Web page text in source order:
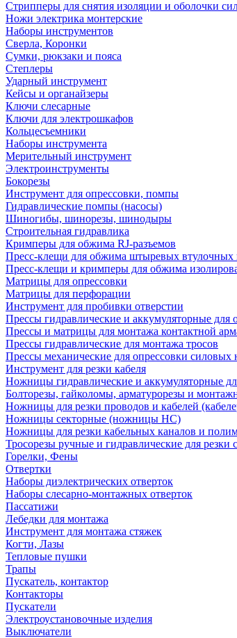
Стрипперы для снятия изоляции и оболочки
Ножи электрика монтерские
Наборы инструментов
Сверла, Коронки
Сумки, рюкзаки и пояса
Степлеры
Ударный инструмент
Кейсы и органайзеры
Ключи слесарные
Ключи для электрошкафов
Кольцесъемники
Наборы инструмента
Мерительный инструмент
Электроинструменты
Бокорезы
Инструмент для опрессовки, помпы
Гидравлические помпы (насосы)
Шиногибы, шинорезы, шинодыры
Строительная гидравлика
Кримперы для обжима RJ-разъемов
Пресс-клещи для обжима штыревых втулочных
Пресс-клещи и кримперы для обжима
Матрицы для опрессовки
Матрицы для перфорации
Инструмент для пробивки отверстии
Прессы гидравлические и аккумуляторные для
Прессы и матрицы для монтажа контактной
Прессы гидравлические для монтажа тросов
Прессы механические для опрессовки силовых
Инструмент для резки кабеля
Ножницы гидравлические и аккумуляторные
Болторезы, гайколомы, арматурорезы и
Ножницы для резки проводов и кабелей
Ножницы секторные (ножницы НС)
Ножницы для резки кабельных каналов и
Тросорезы ручные и гидравлические для резки
Горелки, Фены
Отвертки
Наборы диэлектрических отверток
Наборы слесарно-монтажных отверток
Пассатижи
Лебедки для монтажа
Инструмент для монтажа стяжек
Когти, Лазы
Тепловые пушки
Трапы
Пускатель, контактор
Контакторы
Пускатели
Электроустановочные изделия
Выключатели